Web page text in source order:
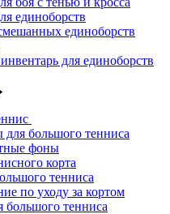
единоборств
единоборств
для единоборств
для большого тенниса
фоны
корта
тенниса
по уходу за кортом
большого тенниса